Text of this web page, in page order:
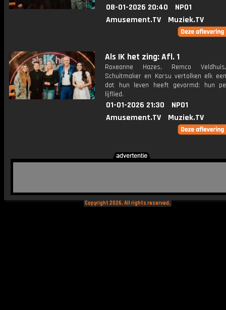
08-01-2026 20:40
NPO1
Amusement.TV
Muziek.TV
Als IK het zing: Afl. 1
Roxeanne Hazes, Remco
Schuitmaker en Karsu vertolken elk
dat hun leven heeft gevormd: hun
lijflied.
01-01-2026 21:30
NPO1
Amusement.TV
Muziek.TV
Copyright 2026. All rights reserved.